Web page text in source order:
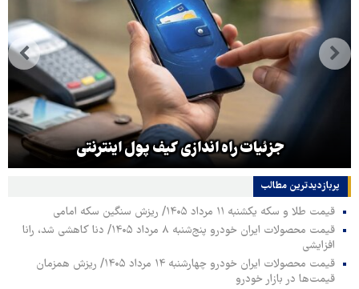
جزئیات راه اندازی کیف پول اینترنتی
پربازدیدترین‌ مطالب
قیمت طلا و سکه یکشنبه ۱۱ مرداد ۱۴۰۵/ ریزش سنگین سکه امامی
قیمت محصولات ایران خودرو پنج‌شنبه ۸ مرداد ۱۴۰۵/ دنا کاهشی شد، رانا
افزایشی
قیمت محصولات ایران خودرو چهارشنبه ۱۴ مرداد ۱۴۰۵/ ریزش همزمان
قیمت‌ها در بازار خودرو